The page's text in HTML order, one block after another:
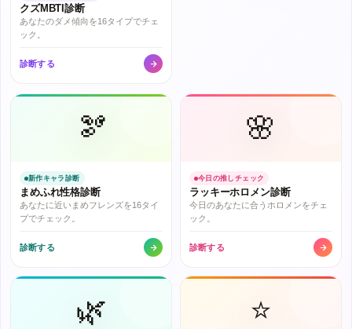
クズMBTI診断
あなたのダメ傾向を16タイプでチェ
ック。
診断する
🫘
新作キャラ診断
まめふれ性格診断
あなたに近いまめフレンズを16タイ
プでチェック。
診断する
🌸
今日の推しチェック
ラッキーホロメン診断
今日のあなたに合うホロメンをチェ
ック。
診断する
🌿 ⭐